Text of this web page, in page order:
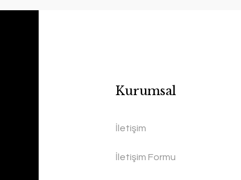
Kurumsal
İletişim
İletişim Formu